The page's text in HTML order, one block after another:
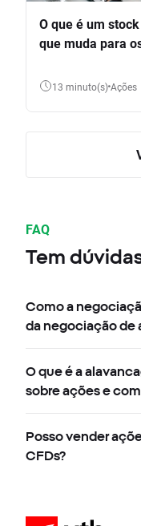
O que é um
que muda para
13 minuto(s) Ações
FAQ
Tem
Como a
da negociação de
O que é a
sobre ações e
Posso vender
CFDs?